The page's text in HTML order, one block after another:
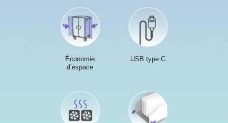
Économie
d’espace
USB type C